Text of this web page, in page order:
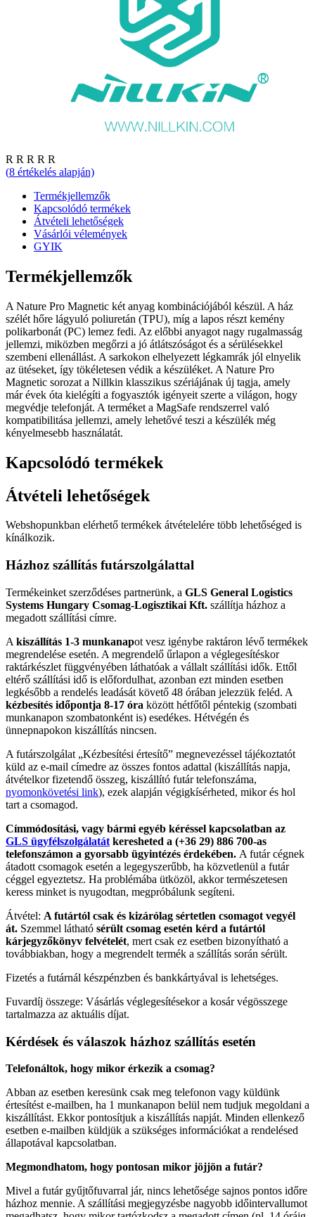
R R R R R
(8 értékelés alapján)
Termékjellemzők
Kapcsolódó termékek
Átvételi lehetőségek
Vásárlói vélemények
GYIK
Termékjellemzők
A Nature Pro Magnetic két anyag kombinációjából készül. A ház
szélét hőre lágyuló poliuretán (TPU), míg a lapos részt kemény
polikarbonát (PC) lemez fedi. Az előbbi anyagot nagy rugalmasság
jellemzi, miközben megőrzi a jó átlátszóságot és a sérülésekkel
szembeni ellenállást. A sarkokon elhelyezett légkamrák jól elnyelik
az ütéseket, így tökéletesen védik a készüléket. A Nature Pro
Magnetic sorozat a Nillkin klasszikus szériájának új tagja, amely
már évek óta kielégíti a fogyasztók igényeit szerte a világon, hogy
megvédje telefonját. A terméket a MagSafe rendszerrel való
kompatibilitása jellemzi, amely lehetővé teszi a készülék még
kényelmesebb használatát.
Kapcsolódó termékek
Átvételi lehetőségek
Webshopunkban elérhető termékek átvételelére több lehetőséged is
kínálkozik.
Házhoz szállítás futárszolgálattal
Termékeinket szerződéses partnerünk, a GLS General Logistics
Systems Hungary Csomag-Logisztikai Kft. szállítja házhoz a
megadott szállítási címre.
A kiszállítás 1-3 munkanapot vesz igénybe raktáron lévő termékek
megrendelése esetén. A megrendelő űrlapon a véglegesítéskor
raktárkészlet függvényében láthatóak a vállalt szállítási idők. Ettől
eltérő szállítási idő is előfordulhat, azonban ezt minden esetben
legkésőbb a rendelés leadását követő 48 órában jelezzük feléd. A
kézbesítés időpontja 8-17 óra között hétfőtől péntekig (szombati
munkanapon szombatonként is) esedékes. Hétvégén és
ünnepnapokon kiszállítás nincsen.
A futárszolgálat „Kézbesítési értesítő” megnevezéssel tájékoztatót
küld az e-mail címedre az összes fontos adattal (kiszállítás napja,
átvételkor fizetendő összeg, kiszállító futár telefonszáma,
nyomonkövetési link), ezek alapján végigkísérheted, mikor és hol
tart a csomagod.
Címmódosítási, vagy bármi egyéb kéréssel kapcsolatban az
GLS ügyfélszolgálatát keresheted a (+36 29) 886 700-as
telefonszámon a gyorsabb ügyintézés érdekében. A futár cégnek
átadott csomagok esetén a legegyszerűbb, ha közvetlenül a futár
céggel egyeztetsz. Ha problémába ütközöl, akkor természetesen
keress minket is nyugodtan, megpróbálunk segíteni.
Átvétel: A futártól csak és kizárólag sértetlen csomagot vegyél
át. Szemmel látható sérült csomag esetén kérd a futártól
kárjegyzőkönyv felvételét, mert csak ez esetben bizonyítható a
továbbiakban, hogy a megrendelt termék a szállítás során sérült.
Fizetés a futárnál készpénzben és bankkártyával is lehetséges.
Fuvardíj összege: Vásárlás véglegesítésekor a kosár végösszege
tartalmazza az aktuális díjat.
Kérdések és válaszok házhoz szállítás esetén
Telefonáltok, hogy mikor érkezik a csomag?
Abban az esetben keresünk csak meg telefonon vagy küldünk
értesítést e-mailben, ha 1 munkanapon belül nem tudjuk megoldani a
kiszállítást. Ekkor pontosítjuk a kiszállítás napját. Minden ellenkező
esetben e-mailben küldjük a szükséges információkat a rendelésed
állapotával kapcsolatban.
Megmondhatom, hogy pontosan mikor jöjjön a futár?
Mivel a futár gyűjtőfuvarral jár, nincs lehetősége sajnos pontos időre
házhoz mennie. A szállítási megjegyzésbe nagyobb időintervallumot